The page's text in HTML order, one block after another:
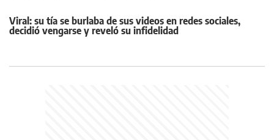
Viral: su tía se burlaba de sus videos en redes sociales,
decidió vengarse y reveló su infidelidad